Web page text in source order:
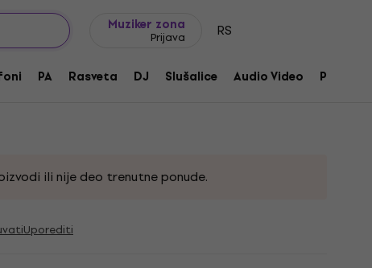
Muziker zona
Prijava RS
PA Rasveta DJ Slušalice Audio Video Pribor
10 Standard E-licence
ili nije deo trenutne ponude.
Uporediti